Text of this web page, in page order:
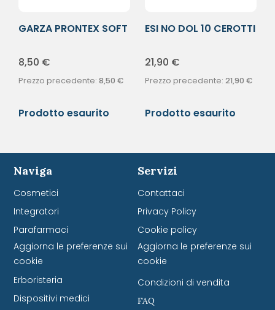
GARZA PRONTEX SOFT
8,50 €
Prezzo precedente: 8,50 €
Prodotto esaurito
ESI NO DOL 10 CEROTTI
21,90 €
Prezzo precedente: 21,90 €
Prodotto esaurito
Naviga
Cosmetici
Integratori
Parafarmaci
Aggiorna le preferenze sui
cookie
Erboristeria
Dispositivi medici
Servizi
Contattaci
Privacy Policy
Cookie policy
Aggiorna le preferenze sui
cookie
Condizioni di vendita
FAQ